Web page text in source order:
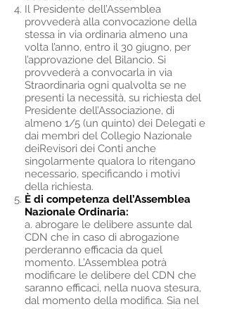
Il Presidente dell’Assemblea
provvederà alla convocazione della
stessa in via ordinaria almeno una
volta l’anno, entro il 30 giugno, per
l’approvazione del Bilancio. Si
provvederà a convocarla in via
Straordinaria ogni qualvolta se ne
presenti la necessità, su richiesta del
Presidente dell’Associazione, di
almeno 1/5 (un quinto) dei Delegati e
dai membri del Collegio Nazionale
deiRevisori dei Conti anche
singolarmente qualora lo ritengano
necessario, specificando i motivi
della richiesta.
È di competenza dell’Assemblea
Nazionale Ordinaria:
a. abrogare le delibere assunte dal
CDN che in caso di abrogazione
perderanno efficacia da quel
momento. L’Assemblea potrà
modificare le delibere del CDN che
saranno efficaci, nella nuova stesura,
dal momento della modifica. Sia nel